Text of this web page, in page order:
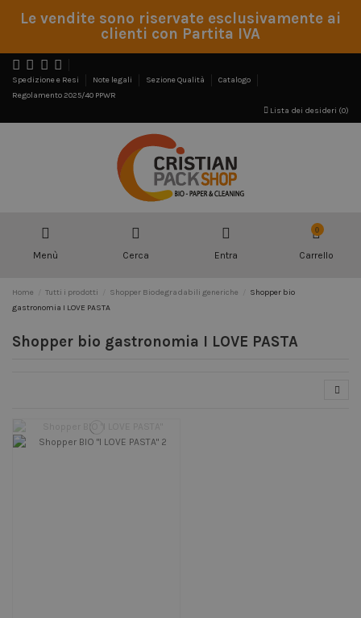
Le vendite sono riservate esclusivamente ai
clienti con Partita IVA
Spedizione e Resi Note legali Sezione Qualità
Catalogo
Regolamento 2025/40 PPWR
Lista dei desideri (0)
Menù Cerca Entra
0
Carrello
Home Tutti i prodotti Shopper Biodegradabili generiche
Shopper bio
gastronomia I LOVE PASTA
Shopper bio gastronomia I LOVE PASTA